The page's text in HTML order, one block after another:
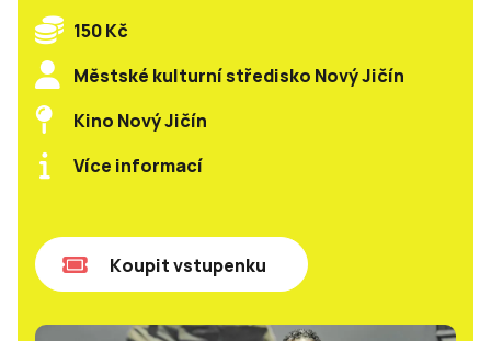
150 Kč
Městské kulturní středisko Nový Jičín
Kino Nový Jičín
Více informací
Koupit vstupenku